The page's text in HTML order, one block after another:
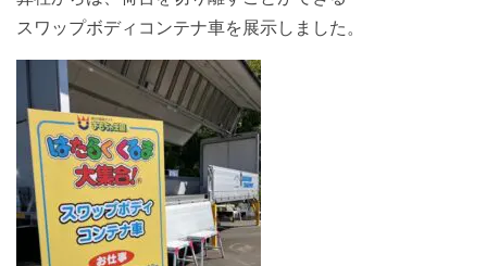
スワップボディコンテナ車を展示しました。